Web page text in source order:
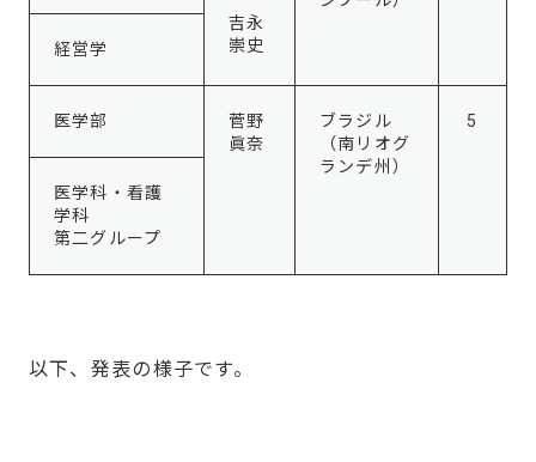
吉永
崇史
経営学
医学部
菅野
眞奈
ブラジル
（南リオグ
ランデ州）
5
医学科・看護
学科
第二グループ
以下、発表の様子です。